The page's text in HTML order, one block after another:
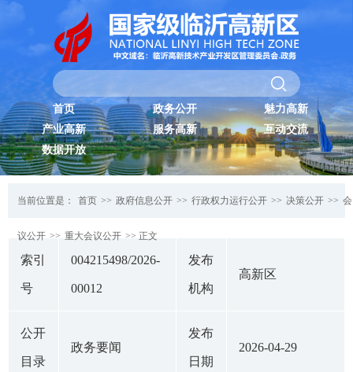
首页 政务公开
魅力高新
产业高新
服务高新
互动交流
数据开放
当前位置是： 首页 >> 政府信息公开 >> 行政权力运行公开 >> 决策公开 >> 会
议公开 >> 重大会议公开 >> 正文
索引
号
004215498/2026-
00012
发布
机构
高新区
公开
目录
政务要闻
发布
日期
2026-04-29